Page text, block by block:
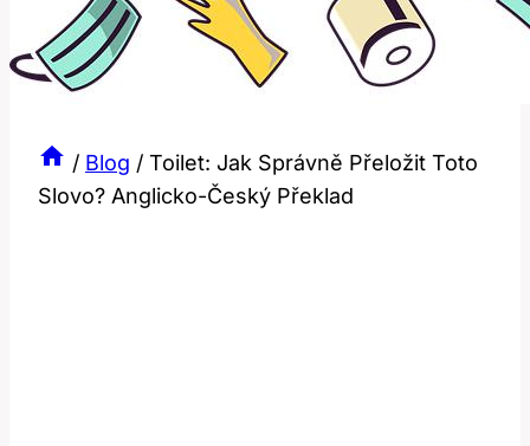
/ Blog / Toilet: Jak Správně Přeložit Toto
Slovo? Anglicko-Český Překlad